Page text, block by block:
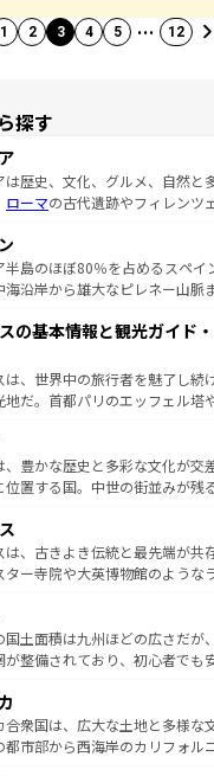
1 2 3 4 5 … 12
探す
は歴史、文化、グルメ、自然と
ローマの古代遺跡やフィレンツ
スカーナの美しい田園風景やア
自然景観も見逃せない。観光の
スタなど、絶品のイタリア料理
れるイタリアで、忘れられない
着のイタリア情報は
半島のほぼ80％を占めるスペイ
海沿岸から雄大なピレネー山脈
付くこの国では、情熱的なフラ
、そして美味しいタパスが生活
マドリードの洗練された雰囲気
溢れた街角から、地方では古代
方によって風土や気候が異なる
性で訪れる人を魅了する。
一覧を参照してほしい。
の基本情報と観光ガイド
は、世界中の旅行者を魅了し続
地だ。首都パリのエッフェル塔
い魅力が詰まっている。華麗な
しいビーチ、そして豊かな自然
する。また、フランスは美食の
ャンパンの発祥地であるランス
ラベンダー畑など、多彩な楽し
リ以外の地域にも魅力が溢れて
に足を運ぶとそれぞれで全く異
きるだろう。 なお、新着のフランス情
てほしい。
、豊かな歴史と多彩な文化が交
位置する国。中世の街並みが残
この国は、どこを歩いても飽き
文化的活気、バイエルン州のア
ン川沿いのワイン畑といった風
な人にはぜひ体験してほしい。 なお、新
報はコンテンツ一覧を参照して
は、古きよき伝統と最先端が共
ター寺院や大英博物館のような
に異なる魅力がある。また、優
ビール好きにはたまらない英国
本場だからこそできる体験も豊
を参照してほしい。
国土面積は九州ほどの広さだが
が整備されており、初心者でも
そのまま残る町や、スイスなら
あり、アルプス観光だけでなく
きる。国民の所得が高いため物
合衆国は、広大な土地と多様な
都市部から西海岸のカリフォル